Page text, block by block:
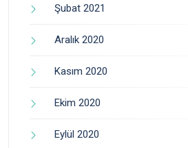
Şubat 2021
Aralık 2020
Kasım 2020
Ekim 2020
Eylül 2020